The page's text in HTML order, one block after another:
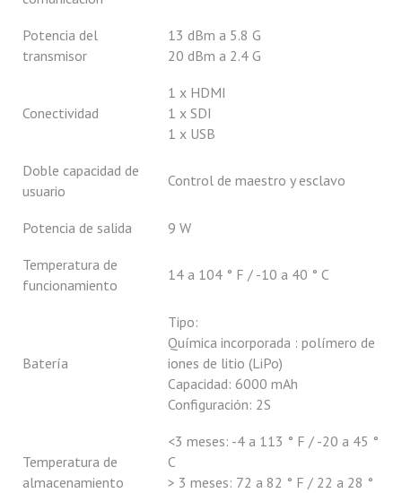
Potencia del
transmisor
13 dBm a 5.8 G
20 dBm a 2.4 G
Conectividad
1 x HDMI
1 x SDI
1 x USB
Doble capacidad de
usuario
Control de maestro y esclavo
Potencia de salida 9 W
Temperatura de
funcionamiento
14 a 104 ° F / -10 a 40 ° C
Batería
Tipo:
Química incorporada : polímero de
iones de litio (LiPo)
Capacidad: 6000 mAh
Configuración: 2S
Temperatura de
almacenamiento
<3 meses: -4 a 113 ° F / -20 a 45 °
C
> 3 meses: 72 a 82 ° F / 22 a 28 °